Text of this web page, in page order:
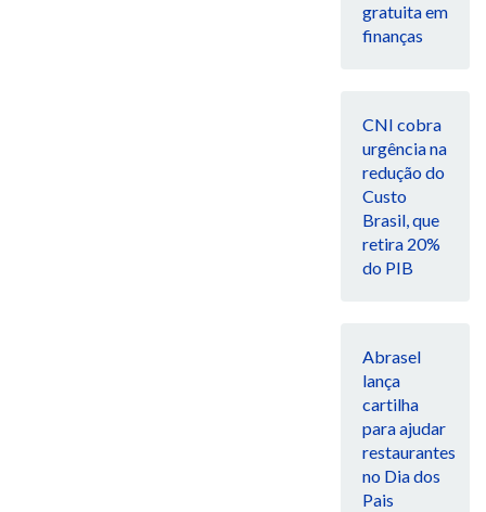
gratuita em
finanças
CNI cobra
urgência na
redução do
Custo
Brasil, que
retira 20%
do PIB
Abrasel
lança
cartilha
para ajudar
restaurantes
no Dia dos
Pais